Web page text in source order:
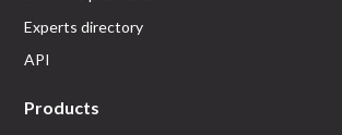
Experts directory
API
Products